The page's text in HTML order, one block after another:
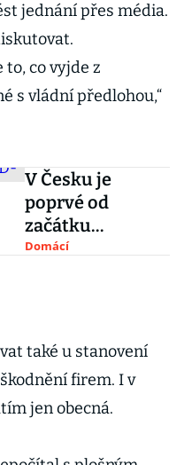
jednání přes média.
to, co vyjde z
s vládní předlohou,“
V Česku je
poprvé od
začátku
pandemie přes
Domácí
také u stanovení
firem. I v
jen obecná.